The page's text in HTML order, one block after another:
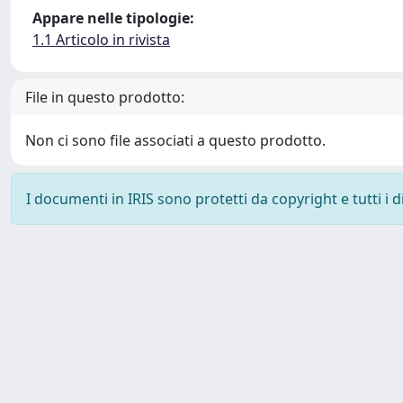
Appare nelle tipologie:
1.1 Articolo in rivista
File in questo prodotto:
Non ci sono file associati a questo prodotto.
I documenti in IRIS sono protetti da copyright e tutti i